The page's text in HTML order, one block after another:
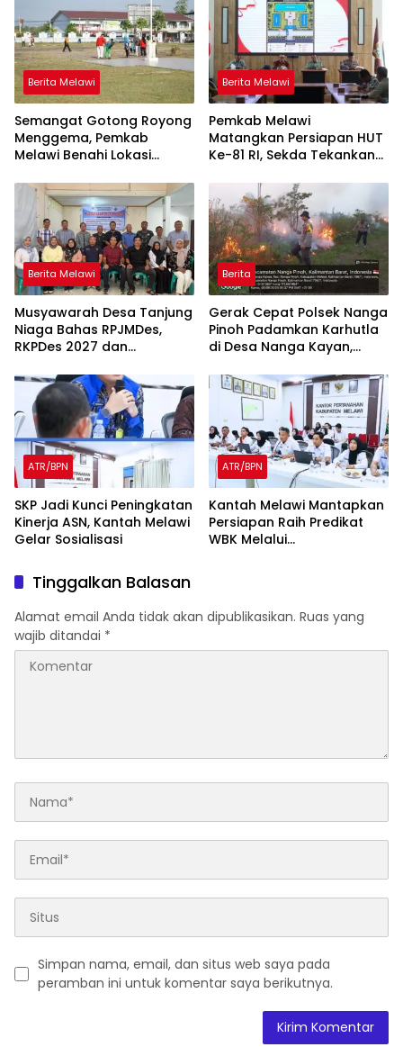
Berita Melawi
Semangat Gotong Royong
Menggema, Pemkab
Melawi Benahi Lokasi
Berita Melawi
Pemkab Melawi
Matangkan Persiapan HUT
Ke-81 RI, Sekda Tekankan
Jawab Panitia
Berita Melawi
Musyawarah Desa Tanjung
Niaga Bahas RPJMDes,
RKPDes 2027 dan
Stunting
Berita
Gerak Cepat Polsek Nanga
Pinoh Padamkan Karhutla
di Desa Nanga Kayan,
Lahan
ATR/BPN
SKP Jadi Kunci Peningkatan
Kinerja ASN, Kantah Melawi
Gelar Sosialisasi
ATR/BPN
Kantah Melawi Mantapkan
Persiapan Raih Predikat
WBK Melalui
Tinggalkan Balasan
Alamat email Anda tidak akan dipublikasikan. Ruas yang
wajib ditandai *
Simpan nama, email, dan situs web saya pada
peramban ini untuk komentar saya berikutnya.